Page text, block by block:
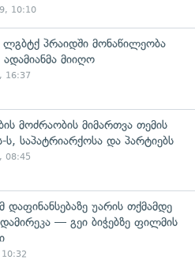
10:10
ლგბტქ პრაიდში მონაწილეობა
მიიღო
16:37
მოძრაობის მიმართვა თემის
ს, საპატრიარქოსა და პარტიებს
08:45
დაფინანსებაზე უარის თქმამდე
— გეი ბიჭებზე ფილმის
10:32